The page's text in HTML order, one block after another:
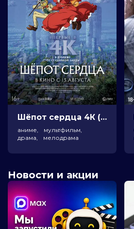
Шёпот сердца 4К (16+)
аниме, мультфильм,
драма, мелодрама
Новости и акции